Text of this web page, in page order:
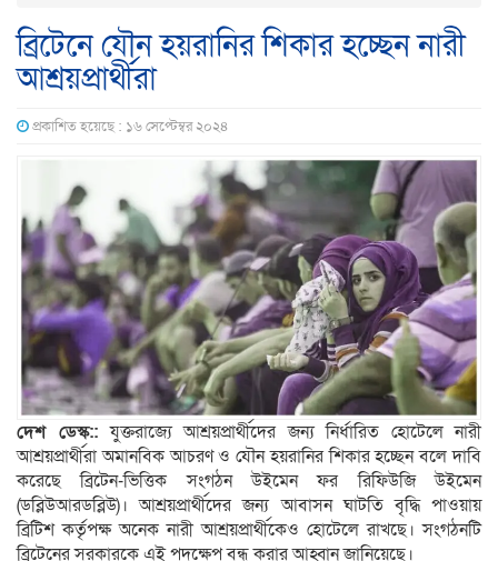
ব্রিটেনে যৌন হয়রানির শিকার হচ্ছেন নারী
আশ্রয়প্রার্থীরা
প্রকাশিত হয়েছে : ১৬ সেপ্টেম্বর ২০২৪
দেশ ডেস্ক:: যুক্তরাজ্যে আশ্রয়প্রার্থীদের জন্য নির্ধারিত হোটেলে নারী
আশ্রয়প্রার্থীরা অমানবিক আচরণ ও যৌন হয়রানির শিকার হচ্ছেন বলে দাবি
করেছে ব্রিটেন-ভিত্তিক সংগঠন উইমেন ফর রিফিউজি উইমেন
(ডব্লিউআরডব্লিউ)। আশ্রয়প্রার্থীদের জন্য আবাসন ঘাটতি বৃদ্ধি পাওয়ায়
ব্রিটিশ কর্তৃপক্ষ অনেক নারী আশ্রয়প্রার্থীকেও হোটেলে রাখছে। সংগঠনটি
ব্রিটেনের সরকারকে এই পদক্ষেপ বন্ধ করার আহ্বান জানিয়েছে।